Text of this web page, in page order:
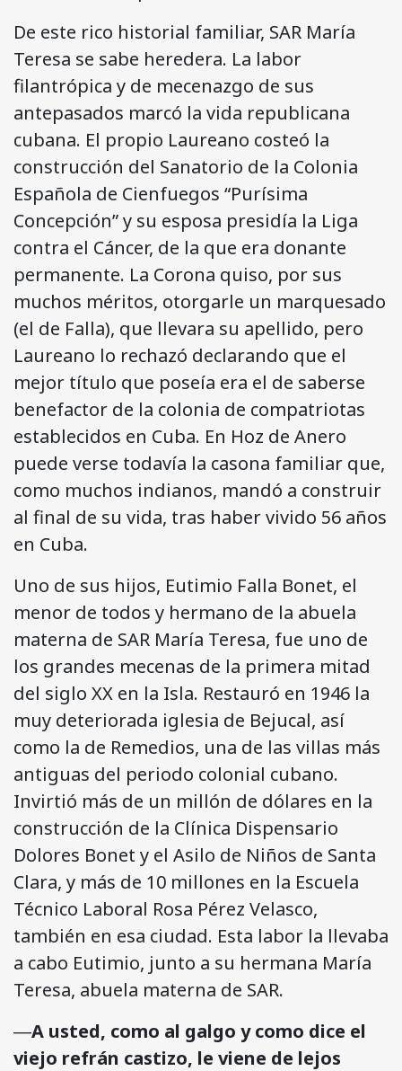
De este rico historial familiar, SAR María
Teresa se sabe heredera. La labor
filantrópica y de mecenazgo de sus
antepasados marcó la vida republicana
cubana. El propio Laureano costeó la
construcción del Sanatorio de la Colonia
Española de Cienfuegos “Purísima
Concepción” y su esposa presidía la Liga
contra el Cáncer, de la que era donante
permanente. La Corona quiso, por sus
muchos méritos, otorgarle un marquesado
(el de Falla), que llevara su apellido, pero
Laureano lo rechazó declarando que el
mejor título que poseía era el de saberse
benefactor de la colonia de compatriotas
establecidos en Cuba. En Hoz de Anero
puede verse todavía la casona familiar que,
como muchos indianos, mandó a construir
al final de su vida, tras haber vivido 56 años
en Cuba.
Uno de sus hijos, Eutimio Falla Bonet, el
menor de todos y hermano de la abuela
materna de SAR María Teresa, fue uno de
los grandes mecenas de la primera mitad
del siglo XX en la Isla. Restauró en 1946 la
muy deteriorada iglesia de Bejucal, así
como la de Remedios, una de las villas más
antiguas del periodo colonial cubano.
Invirtió más de un millón de dólares en la
construcción de la Clínica Dispensario
Dolores Bonet y el Asilo de Niños de Santa
Clara, y más de 10 millones en la Escuela
Técnico Laboral Rosa Pérez Velasco,
también en esa ciudad. Esta labor la llevaba
a cabo Eutimio, junto a su hermana María
Teresa, abuela materna de SAR.
―A usted, como al galgo y como dice el
viejo refrán castizo, le viene de lejos